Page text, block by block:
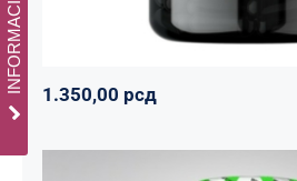
1.350,00 рсд